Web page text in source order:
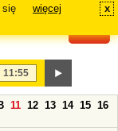
się
więcej x
11 12 13 14 15 16